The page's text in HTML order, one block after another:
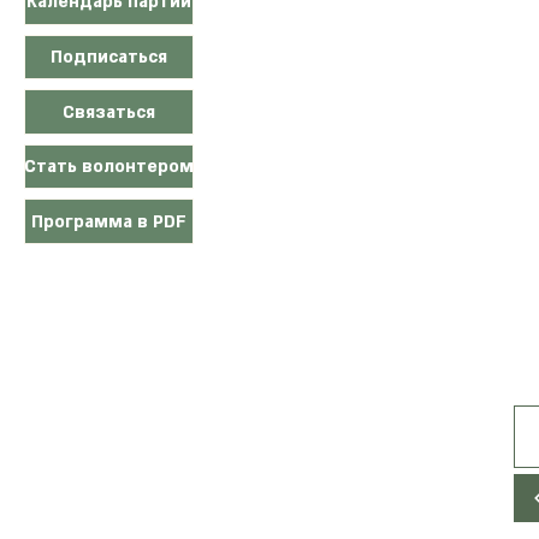
Подписаться
Связаться
Стать волонтером
Программа в PDF